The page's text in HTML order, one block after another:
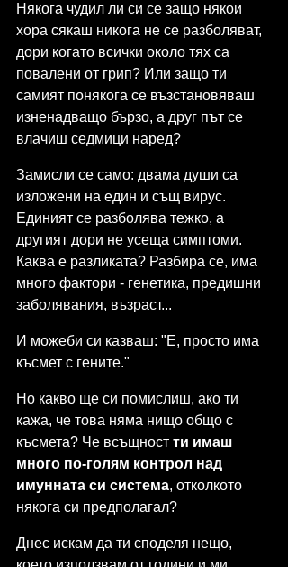
Някога чудил ли си се защо някои
хора сякаш никога не се разболяват,
дори когато всички около тях са
повалени от грип? Или защо ти
самият понякога се възстановяваш
изненадващо бързо, а друг път се
влачиш седмици наред?
Замисли се само: двама души са
изложени на един и същ вирус.
Единият се разболява тежко, а
другият дори не усеща симптоми.
Каква е разликата? Разбира се, има
много фактори - генетика, предишни
заболявания, възраст...
И можеби си казваш: "Е, просто има
късмет с гените."
Но какво ще си помислиш, ако ти
кажа, че това няма нищо общо с
късмета? Че всъщност ти имаш
много по-голям контрол над
имунната си система, отколкото
някога си предполагал?
Днес искам да ти споделя нещо,